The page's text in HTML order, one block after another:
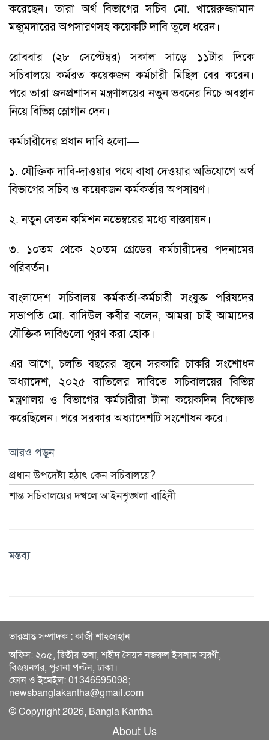
করেছেন। তারা অর্থ বিভাগের সচিব মো. খায়েরুজ্জামান
মজুমদারের অপসারণসহ কয়েকটি দাবি তুলে ধরেন।
রোববার (২৮ সেপ্টেম্বর) সকাল সাড়ে ১১টার দিকে
সচিবালয়ে কর্মরত কয়েকজন কর্মচারী মিছিল বের করেন।
পরে তারা জনপ্রশাসন মন্ত্রণালয়ের নতুন ভবনের নিচে অবস্থান
নিয়ে বিভিন্ন স্লোগান দেন।
কর্মচারীদের প্রধান দাবি হলো—
১. যৌক্তিক দাবি-দাওয়ার পথে বাধা দেওয়ার অভিযোগে অর্থ
বিভাগের সচিব ও কয়েকজন কর্মকর্তার অপসারণ।
২. নতুন বেতন কমিশন নভেম্বরের মধ্যে বাস্তবায়ন।
৩. ১০তম থেকে ২০তম গ্রেডের কর্মচারীদের পদনামের
পরিবর্তন।
বাংলাদেশ সচিবালয় কর্মকর্তা-কর্মচারী সংযুক্ত পরিষদের
সভাপতি মো. বাদিউল কবীর বলেন, আমরা চাই আমাদের
যৌক্তিক দাবিগুলো পূরণ করা হোক।
এর আগে, চলতি বছরের জুনে সরকারি চাকরি সংশোধন
অধ্যাদেশ, ২০২৫ বাতিলের দাবিতে সচিবালয়ের বিভিন্ন
মন্ত্রণালয় ও বিভাগের কর্মচারীরা টানা কয়েকদিন বিক্ষোভ
করেছিলেন। পরে সরকার অধ্যাদেশটি সংশোধন করে।
আরও পড়ুন
প্রধান উপদেষ্টা হঠাৎ কেন সচিবালয়ে?
শান্ত সচিবালয়ের দখলে আইনশৃঙ্খলা বাহিনী
মন্তব্য
ভারপ্রাপ্ত সম্পাদক : কাজী শাহজাহান
অফিস: ২০৫, দ্বিতীয় তলা, শহীদ সৈয়দ নজরুল ইসলাম স্মরণী,
বিজয়নগর, পুরানা পল্টন, ঢাকা।
ফোন ও ইমেইল: 01346595098;
newsbanglakantha@gmail.com
© Copyright 2026, Bangla Kantha
About Us